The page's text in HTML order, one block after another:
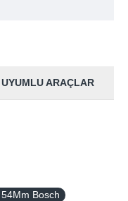
UYUMLU ARAÇLAR
Bosch